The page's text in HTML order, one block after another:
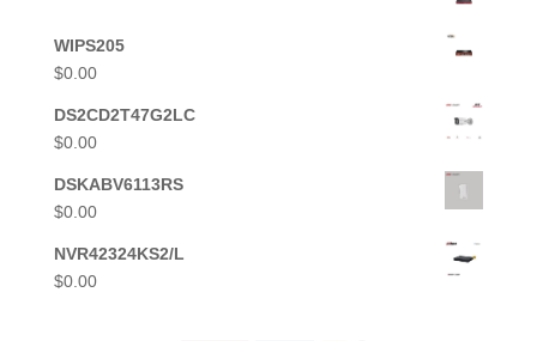
WIPS205
$0.00
DS2CD2T47G2LC
$0.00
DSKABV6113RS
$0.00
NVR42324KS2/L
$0.00